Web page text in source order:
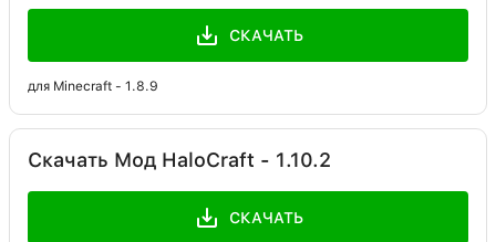
СКАЧАТЬ
для Minecraft - 1.8.9
Скачать Мод HaloCraft - 1.10.2
СКАЧАТЬ